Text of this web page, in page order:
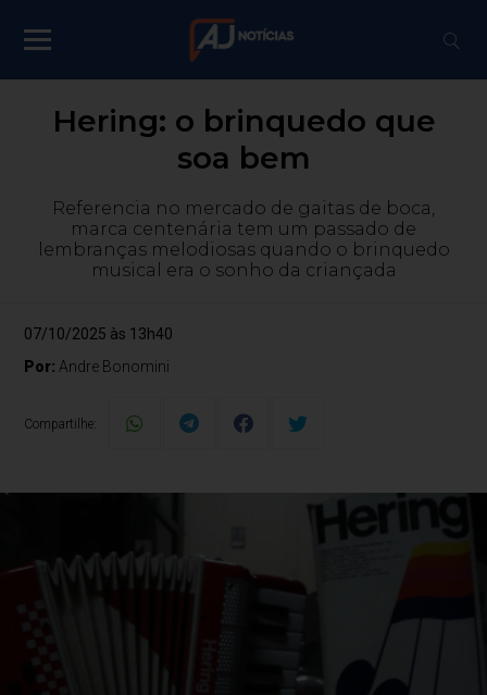
Hering: o brinquedo que
soa bem
Referencia no mercado de gaitas de boca,
marca centenária tem um passado de
lembranças melodiosas quando o brinquedo
musical era o sonho da criançada
07/10/2025 às 13h40
Por: Andre Bonomini
Compartilhe: